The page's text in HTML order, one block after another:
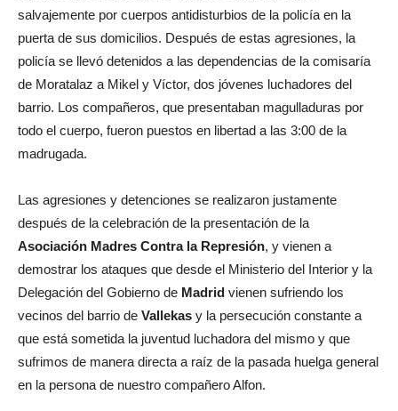
salvajemente por cuerpos antidisturbios de la policía en la
puerta de sus domicilios. Después de estas agresiones, la
policía se llevó detenidos a las dependencias de la comisaría
de Moratalaz a Mikel y Víctor, dos jóvenes luchadores del
barrio. Los compañeros, que presentaban magulladuras por
todo el cuerpo, fueron puestos en libertad a las 3:00 de la
madrugada.
Las agresiones y detenciones se realizaron justamente
después de la celebración de la presentación de la
Asociación Madres Contra la Represión, y vienen a
demostrar los ataques que desde el Ministerio del Interior y la
Delegación del Gobierno de Madrid vienen sufriendo los
vecinos del barrio de Vallekas y la persecución constante a
que está sometida la juventud luchadora del mismo y que
sufrimos de manera directa a raíz de la pasada huelga general
en la persona de nuestro compañero Alfon.